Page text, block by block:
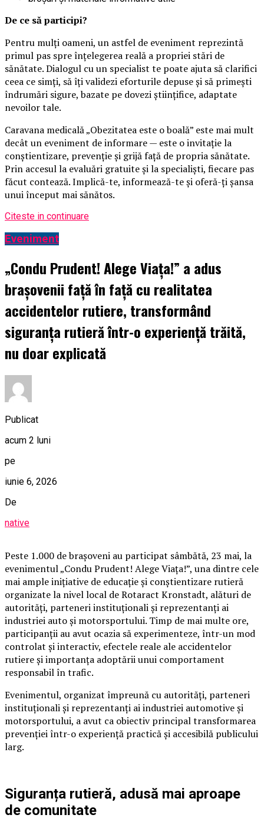
De ce să participi?
Pentru mulți oameni, un astfel de eveniment reprezintă
primul pas spre înțelegerea reală a propriei stări de
sănătate. Dialogul cu un specialist te poate ajuta să clarifici
ceea ce simți, să îți validezi eforturile depuse și să primești
îndrumări sigure, bazate pe dovezi științifice, adaptate
nevoilor tale.
Caravana medicală „Obezitatea este o boală” este mai mult
decât un eveniment de informare — este o invitație la
conștientizare, prevenție și grijă față de propria sănătate.
Prin accesul la evaluări gratuite și la specialiști, fiecare pas
făcut contează. Implică-te, informează-te și oferă-ți șansa
unui început mai sănătos.
Citeste in continuare
Eveniment
„Condu Prudent! Alege Viața!” a adus
brașovenii față în față cu realitatea
accidentelor rutiere, transformând
siguranța rutieră într-o experiență trăită,
nu doar explicată
Publicat
acum 2 luni
pe
iunie 6, 2026
De
native
Peste 1.000 de brașoveni au participat sâmbătă, 23 mai, la
evenimentul „Condu Prudent! Alege Viața!”, una dintre cele
mai ample inițiative de educație și conștientizare rutieră
organizate la nivel local de Rotaract Kronstadt, alături de
autorități, parteneri instituționali și reprezentanți ai
industriei auto și motorsportului. Timp de mai multe ore,
participanții au avut ocazia să experimenteze, într-un mod
controlat și interactiv, efectele reale ale accidentelor
rutiere și importanța adoptării unui comportament
responsabil în trafic.
Evenimentul, organizat împreună cu autorități, parteneri
instituționali și reprezentanți ai industriei automotive și
motorsportului, a avut ca obiectiv principal transformarea
prevenției într-o experiență practică și accesibilă publicului
larg.
Siguranța rutieră, adusă mai aproape
de comunitate